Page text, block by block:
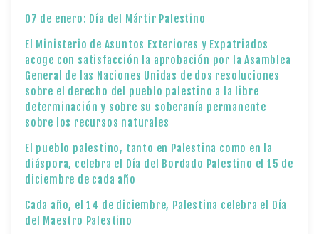
07 de enero: Día del Mártir Palestino
El Ministerio de Asuntos Exteriores y Expatriados
acoge con satisfacción la aprobación por la Asamblea
General de las Naciones Unidas de dos resoluciones
sobre el derecho del pueblo palestino a la libre
determinación y sobre su soberanía permanente
sobre los recursos naturales
El pueblo palestino, tanto en Palestina como en la
diáspora, celebra el Día del Bordado Palestino el 15 de
diciembre de cada año
Cada año, el 14 de diciembre, Palestina celebra el Día
del Maestro Palestino